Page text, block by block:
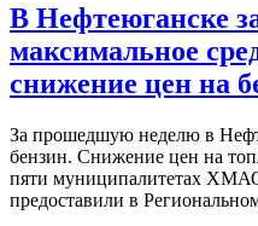
В Нефтеюганске
максимальное
снижение цен на
За прошедшую неделю в
бензин. Снижение цен на
пяти муниципалитетах
предоставили в